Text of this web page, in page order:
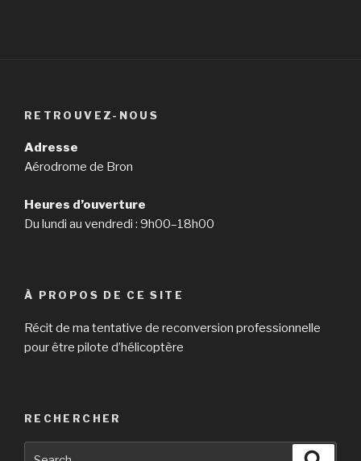
RETROUVEZ-NOUS
Adresse
Aérodrome de Bron
Heures d’ouverture
Du lundi au vendredi : 9h00–18h00
À PROPOS DE CE SITE
Récit de ma tentative de reconversion professionnelle
pour être pilote d’hélicoptère
RECHERCHER